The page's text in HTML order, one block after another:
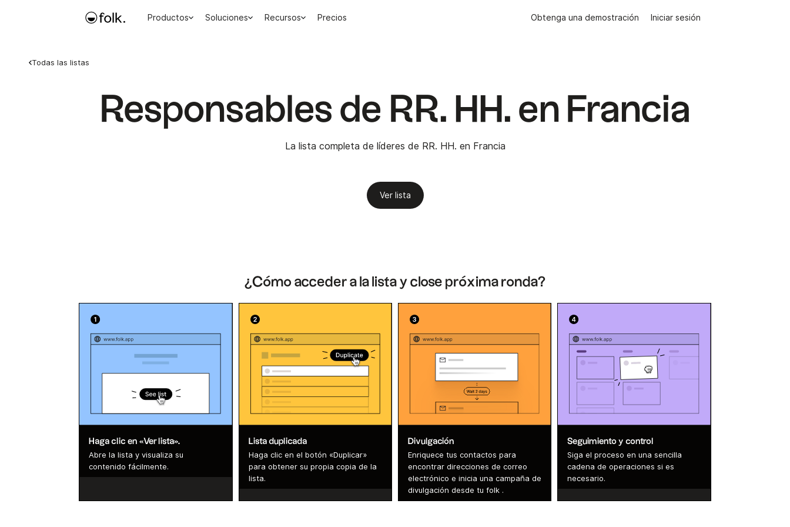
Productos Soluciones Recursos Precios Obtenga una demostración Iniciar sesión
Todas las listas
Responsables de RR. HH. en Francia
La lista completa de líderes de RR. HH. en Francia
Ver lista
¿Cómo acceder a la lista y close próxima ronda?
Haga clic en «Ver lista».
Abre la lista y visualiza su
contenido fácilmente.
Lista duplicada
Haga clic en el botón «Duplicar»
para obtener su propia copia de la
lista.
Divulgación
Enriquece tus contactos para
encontrar direcciones de correo
electrónico e inicia una campaña de
divulgación desde tu folk .
Seguimiento y control
Siga el proceso en una sencilla
cadena de operaciones si es
necesario.